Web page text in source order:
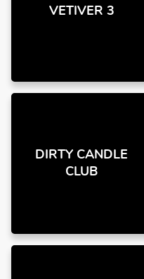
VETIVER 3
DIRTY CANDLE
CLUB